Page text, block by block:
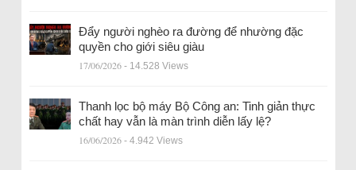
Đẩy người nghèo ra đường để nhường đặc
quyền cho giới siêu giàu
17/06/2026 - 14.528 Views
Thanh lọc bộ máy Bộ Công an: Tinh giản thực
chất hay vẫn là màn trình diễn lấy lệ?
16/06/2026 - 4.942 Views